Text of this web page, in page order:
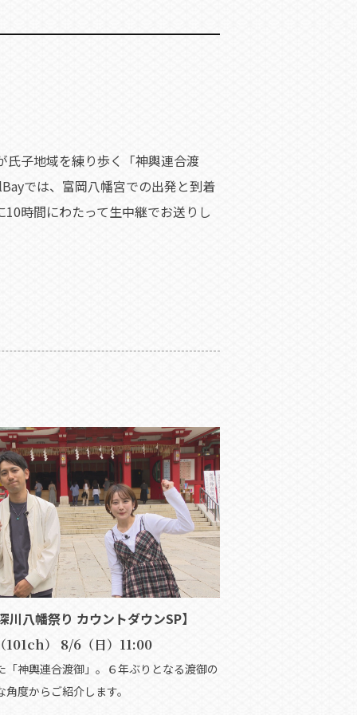
氏子地域を練り歩く「神輿連合渡
では、富岡八幡宮での出発と到着
10時間にわたって生中継でお送りし
川八幡祭り カウントダウンSP】
101ch） 8/6（日）11:00
「神輿連合渡御」。６年ぶりとなる渡御の
度からご紹介します。